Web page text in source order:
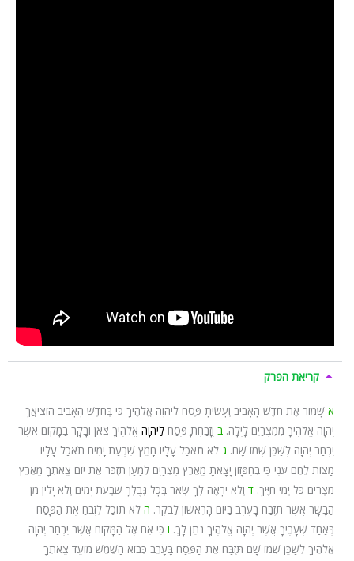
קריאת הפרק
א שָׁמוֹר אֶת חֹדֶשׁ הָאָבִיב וְעָשִׂיתָ פֶּסַח לַיהוָה אֱלֹהֶיךָ כִּי בְּחֹדֶשׁ הָאָבִיב הוֹצִיאֲךָ
יְהוָה אֱלֹהֶיךָ מִמִּצְרַיִם לָיְלָה. ב וְזָבַחְתָּ פֶּסַח לַיהוָה אֱלֹהֶיךָ צֹאן וּבָקָר בַּמָּקוֹם אֲשֶׁר
יִבְחַר יְהוָה לְשַׁכֵּן שְׁמוֹ שָׁם. ג לֹא תֹאכַל עָלָיו חָמֵץ שִׁבְעַת יָמִים תֹּאכַל עָלָיו
מַצּוֹת לֶחֶם עֹנִי כִּי בְחִפָּזוֹן יָצָאתָ מֵאֶרֶץ מִצְרַיִם לְמַעַן תִּזְכֹּר אֶת יוֹם צֵאתְךָ מֵאֶרֶץ
מִצְרַיִם כֹּל יְמֵי חַיֶּיךָ. ד וְלֹא יֵרָאֶה לְךָ שְׂאֹר בְּכָל גְּבֻלְךָ שִׁבְעַת יָמִים וְלֹא יָלִין מִן
הַבָּשָׂר אֲשֶׁר תִּזְבַּח בָּעֶרֶב בַּיּוֹם הָרִאשׁוֹן לַבֹּקֶר. ה לֹא תוּכַל לִזְבֹּחַ אֶת הַפָּסַח
בְּאַחַד שְׁעָרֶיךָ אֲשֶׁר יְהוָה אֱלֹהֶיךָ נֹתֵן לָךְ. ו כִּי אִם אֶל הַמָּקוֹם אֲשֶׁר יִבְחַר יְהוָה
אֱלֹהֶיךָ לְשַׁכֵּן שְׁמוֹ שָׁם תִּזְבַּח אֶת הַפֶּסַח בָּעָרֶב כְּבוֹא הַשֶּׁמֶשׁ מוֹעֵד צֵאתְךָ